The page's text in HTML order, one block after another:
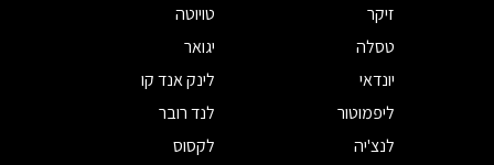
זיקר
טויוטה
טסלה
יגואר
יונדאי
לינק אנד קו
ליפמוטור
לנד רובר
לנצ'יה
לקסוס